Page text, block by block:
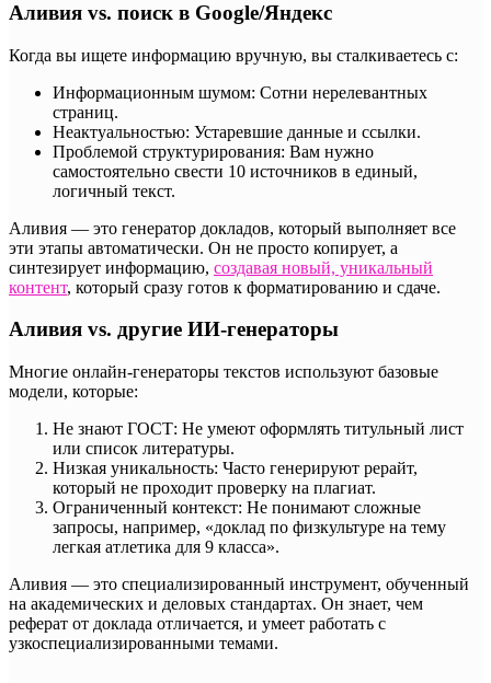
Аливия vs. поиск в Google/Яндекс
Когда вы ищете информацию вручную, вы сталкиваетесь с:
Информационным шумом: Сотни нерелевантных
страниц.
Неактуальностью: Устаревшие данные и ссылки.
Проблемой структурирования: Вам нужно
самостоятельно свести 10 источников в единый,
логичный текст.
Аливия — это генератор докладов, который выполняет все
эти этапы автоматически. Он не просто копирует, а
синтезирует информацию, создавая новый, уникальный
контент, который сразу готов к форматированию и сдаче.
Аливия vs. другие ИИ-генераторы
Многие онлайн-генераторы текстов используют базовые
модели, которые:
Не знают ГОСТ: Не умеют оформлять титульный лист
или список литературы.
Низкая уникальность: Часто генерируют рерайт,
который не проходит проверку на плагиат.
Ограниченный контекст: Не понимают сложные
запросы, например, «доклад по физкультуре на тему
легкая атлетика для 9 класса».
Аливия — это специализированный инструмент, обученный
на академических и деловых стандартах. Он знает, чем
реферат от доклада отличается, и умеет работать с
узкоспециализированными темами.